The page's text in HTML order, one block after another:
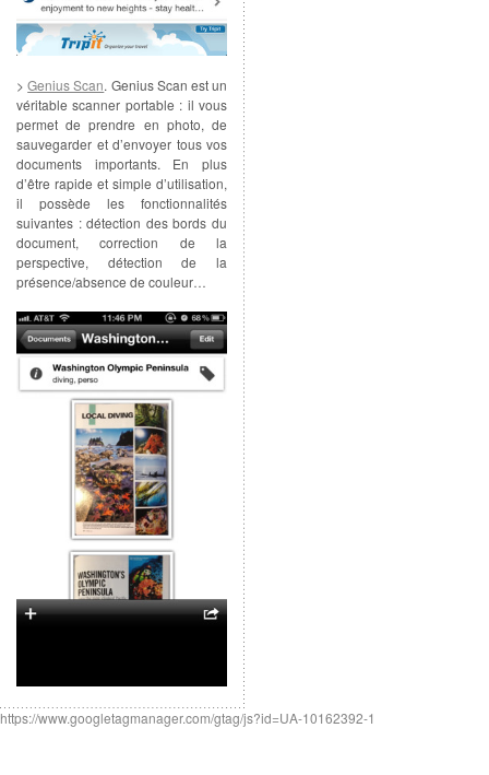
>Genius Scan. Genius Scan est un
véritable scanner portable : il vous
permet de prendre en photo, de
sauvegarder et d’envoyer tous vos
documents importants. En plus
d’être rapide et simple d’utilisation,
il possède les fonctionnalités
suivantes : détection des bords du
document, correction de la
perspective, détection de la
présence/absence de couleur…
https://www.googletagmanager.com/gtag/js?id=UA-10162392-1